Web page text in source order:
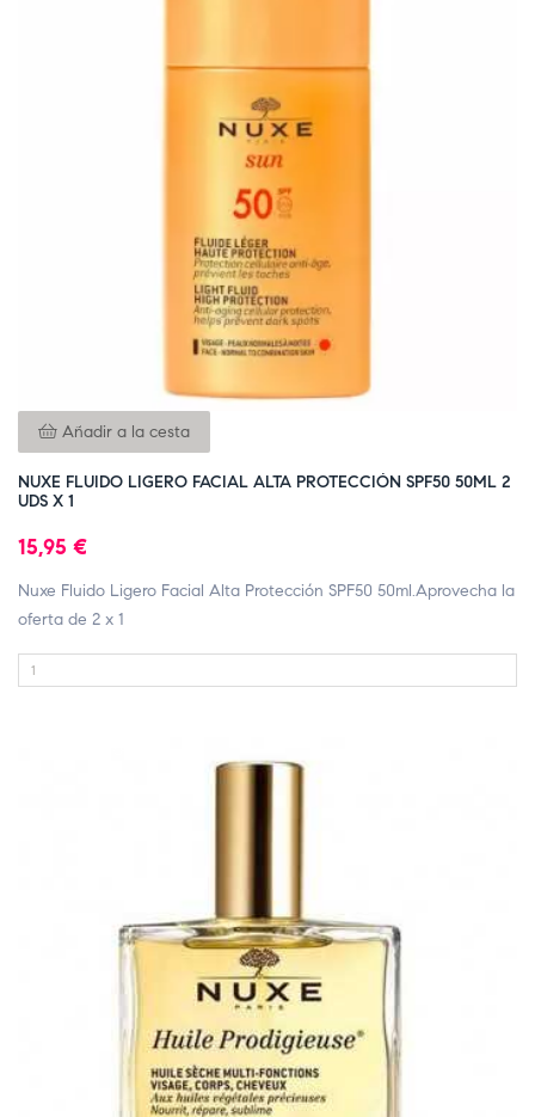
Añadir a la cesta
NUXE FLUIDO LIGERO FACIAL ALTA PROTECCIÓN SPF50 50ML 2
UDS X 1
15,95 €
Nuxe Fluido Ligero Facial Alta Protección SPF50 50ml.Aprovecha la
oferta de 2 x 1